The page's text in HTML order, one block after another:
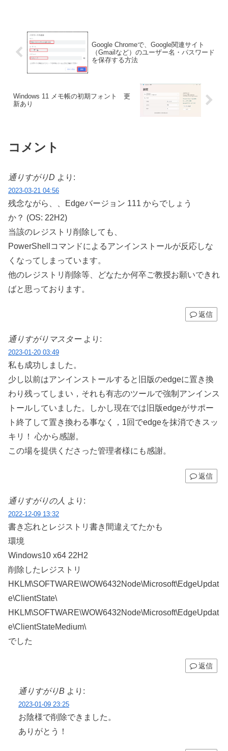
Google Chromeで、Google関連サイト
（Gmailなど）のユーザー名・パスワード
を保存する方法
Windows 11 メモ帳の初期フォント 更
新あり
コメント
通りすがりD より:
2023-03-21 04:56
残念ながら、、Edgeバージョン 111 からでしょう
か？ (OS: 22H2)
当該のレジストリ削除しても、
PowerShellコマンドによるアンインストールが反応しな
くなってしまっています。
他のレジストリ削除等、どなたか何卒ご教授お願いできれ
ばと思っております。
返信
通りすがりマスター より:
2023-01-20 03:49
私も成功しました。
少し以前はアンインストールすると旧版のedgeに置き換
わり残ってしまい，それも有志のツールで強制アンインス
トールしていました。しかし現在では旧版edgeがサポー
ト終了して置き換わる事なく，1回でedgeを抹消できスッ
キリ！ 心から感謝。
この場を提供くださった管理者様にも感謝。
返信
通りすがりの人 より:
2022-12-09 13:32
書き忘れとレジストリ書き間違えてたかも
環境
Windows10 x64 22H2
削除したレジストリ
HKLM\SOFTWARE\WOW6432Node\Microsoft\EdgeUpdat
e\ClientState\
HKLM\SOFTWARE\WOW6432Node\Microsoft\EdgeUpdat
e\ClientStateMedium\
でした
返信
通りすがりB より:
2023-01-09 23:25
お陰様で削除できました。
ありがとう！